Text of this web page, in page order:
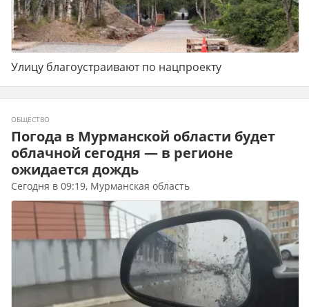
Улицу благоустраивают по нацпроекту
ОБЩЕСТВО
Погода в Мурманской области будет
облачной сегодня — в регионе
ожидается дождь
Сегодня в 09:19, Мурманская область